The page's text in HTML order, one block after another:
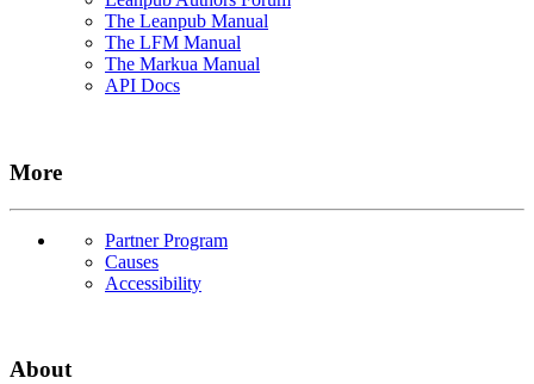
The Leanpub Manual
The LFM Manual
The Markua Manual
API Docs
More
Partner Program
Causes
Accessibility
About